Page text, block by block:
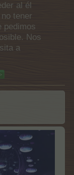
al él
tener
pedimos
Nos
a